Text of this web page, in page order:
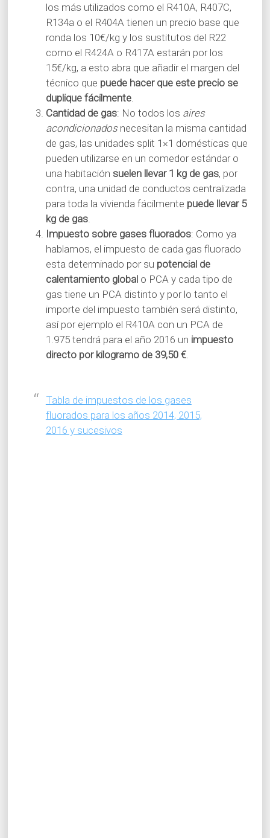
los más utilizados como el R410A, R407C,
R134a o el R404A tienen un precio base que
ronda los 10€/kg y los sustitutos del R22
como el R424A o R417A estarán por los
15€/kg, a esto abra que añadir el margen del
técnico que puede hacer que este precio se
duplique fácilmente.
Cantidad de gas: No todos los aires
acondicionadosnecesitan la misma cantidad
de gas, las unidades split 1×1 domésticas que
pueden utilizarse en un comedor estándar o
una habitación suelen llevar 1 kg de gas, por
contra, una unidad de conductos centralizada
para toda la vivienda fácilmente puede llevar 5
kg de gas.
Impuesto sobre gases fluorados: Como ya
hablamos, el impuesto de cada gas fluorado
esta determinado por su potencial de
calentamiento globalo PCA y cada tipo de
gas tiene un PCA distinto y por lo tanto el
importe del impuesto también será distinto,
así por ejemplo el R410A con un PCA de
1.975 tendrá para el año 2016 un impuesto
directo por kilogramo de 39,50 €.
Tabla de impuestos de los gases
fluorados para los años 2014, 2015,
2016 y sucesivos